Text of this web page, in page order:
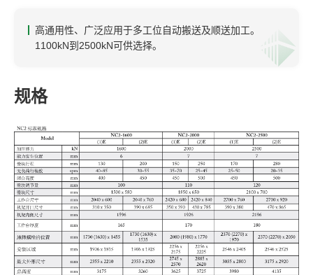
高通用性、广泛应用于多工位自动搬送及顺送加工。
1100kN到2500kN可供选择。
规格